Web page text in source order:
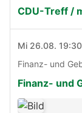
CDU-Treff /
Mi 26.08. 19:30
Finanz- und
Finanz- und